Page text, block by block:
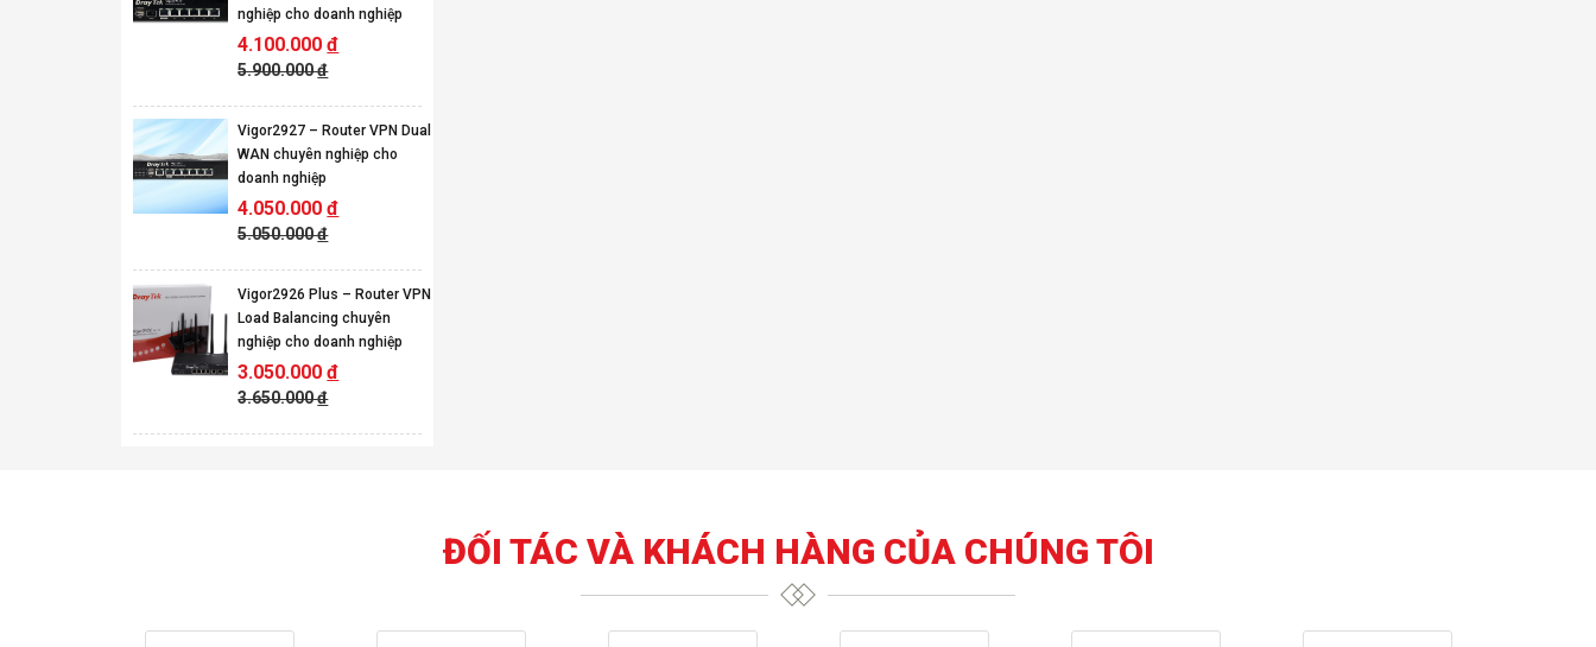
nghiệp cho doanh nghiệp
4.100.000đ
5.900.000đ
Vigor2927 – Router VPN Dual
WAN chuyên nghiệp cho
doanh nghiệp
4.050.000đ
5.050.000đ
Vigor2926 Plus – Router VPN
Load Balancing chuyên
nghiệp cho doanh nghiệp
3.050.000đ
3.650.000đ
ĐỐI TÁC VÀ KHÁCH HÀNG CỦA CHÚNG TÔI